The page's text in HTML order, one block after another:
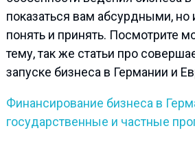
показаться вам абсурдными, но
понять и принять. Посмотрите
тему, так же статьи про
запуске бизнеса в Германии и
Финансирование бизнеса в
государственные и частные